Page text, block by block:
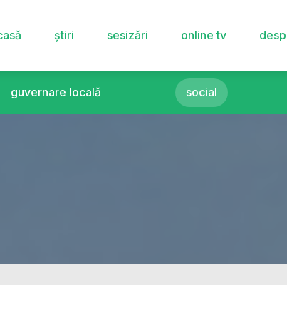
știri sesizări online tv
guvernare locală social